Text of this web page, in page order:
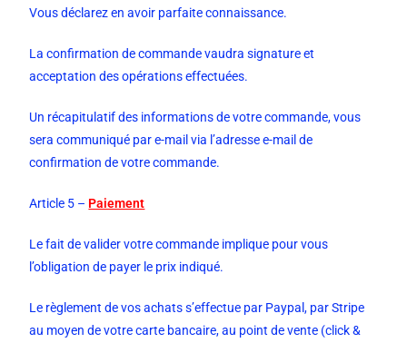
Vous déclarez en avoir parfaite connaissance.
La confirmation de commande vaudra signature et
acceptation des opérations effectuées.
Un récapitulatif des informations de votre commande, vous
sera communiqué par e-mail via l’adresse e-mail de
confirmation de votre commande.
Article 5 – Paiement
Le fait de valider votre commande implique pour vous
l’obligation de payer le prix indiqué.
Le règlement de vos achats s’effectue par Paypal, par Stripe
au moyen de votre carte bancaire, au point de vente (click &